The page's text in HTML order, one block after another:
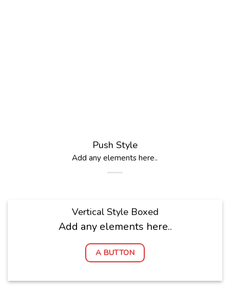
Push Style
Add any elements here..
Vertical Style Boxed
Add any elements here..
A BUTTON